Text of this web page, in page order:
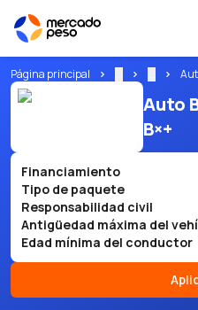
Página principal
Auto
B×+
Financiamiento
Tipo de paquete
Responsabilidad civil
Antigüedad máxima del
Edad mínima del conductor